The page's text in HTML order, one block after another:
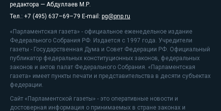
редактора — Абдуллаев М.Р.
Тел.: +7 (495) 637–69–79 E-mail: pg@pnp.ru
«Парламентская газета» - официальное еженедельное издание
Федерального Собрания РФ. Издается с 1997 года. Учредители
газеты - Государственная Дума и Совет Федерации РФ. Официальный
публикатор федеральных конституционных законов, федеральных
законов и актов палат Федерального Собрания. «Парламентская
газета» имеет пункты печати и представительства в десяти субъектах
федерации.
Сайт «Парламентской газеты» - это оперативные новости и
достоверная информация о принимаемых в стране законах и